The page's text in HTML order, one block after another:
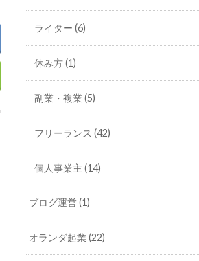
ライター (6)
休み方(1)
副業・複業 (5)
フリーランス (42)
個人事業主 (14)
ブログ運営(1)
オランダ起業(22)